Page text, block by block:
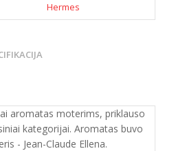
Hermes
aromatas moterims, priklauso
kategorijai. Aromatas buvo
- Jean-Claude Ellena.